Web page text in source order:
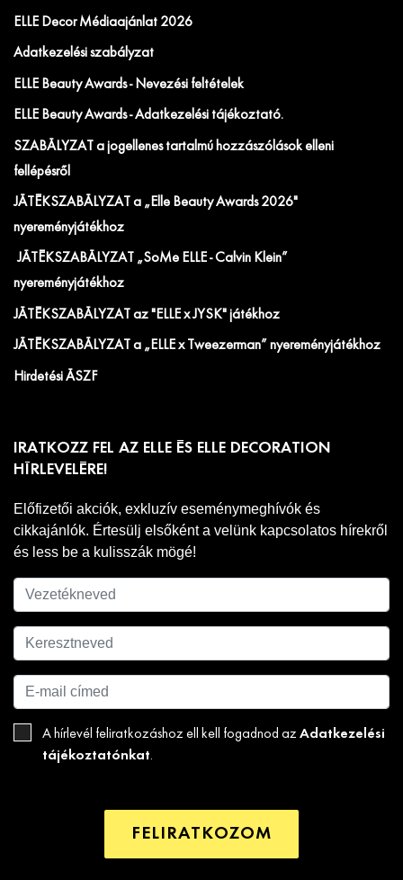
ELLE Decor Médiaajánlat 2026
Adatkezelési szabályzat
ELLE Beauty Awards - Nevezési feltételek
ELLE Beauty Awards - Adatkezelési tájékoztató.
SZABÁLYZAT a jogellenes tartalmú hozzászólások elleni
fellépésről
JÁTÉKSZABÁLYZAT a „Elle Beauty Awards 2026"
nyereményjátékhoz
JÁTÉKSZABÁLYZAT „SoMe ELLE - Calvin Klein”
nyereményjátékhoz
JÁTÉKSZABÁLYZAT az "ELLE x JYSK" játékhoz
JÁTÉKSZABÁLYZAT a „ELLE x Tweezerman” nyereményjátékhoz
Hirdetési ÁSZF
IRATKOZZ FEL AZ ELLE ÉS ELLE DECORATION
HÍRLEVELÉRE!
Előfizetői akciók, exkluzív eseménymeghívók és
cikkajánlók. Értesülj elsőként a velünk kapcsolatos hírekről
és less be a kulisszák mögé!
A hírlevél feliratkozáshoz ell kell fogadnod az Adatkezelési
tájékoztatónkat.
FELIRATKOZOM